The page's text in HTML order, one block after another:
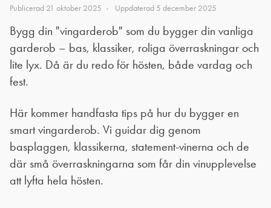
Publicerad 21 oktober 2025 Uppdaterad5 december 2025
Bygg din "vingarderob" som du bygger din vanliga
garderob – bas, klassiker, roliga överraskningar och
lite lyx. Då är du redo för hösten, både vardag och
fest.
Här kommer handfasta tips på hur du bygger en
smart vingarderob. Vi guidar dig genom
basplaggen, klassikerna, statement-vinerna och de
där små överraskningarna som får din vinupplevelse
att lyfta hela hösten.